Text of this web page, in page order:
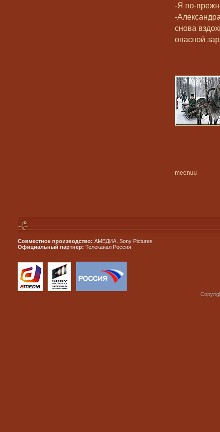
-Я по-
-
снова
опасной
meenuu
Совместное производство: АМЕДИА, Sony Pictures
Официальный партнер: Телеканал Россия